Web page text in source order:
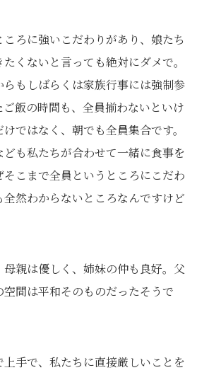
ろに強いこだわりがあり、娘たち
くないと言っても絶対にダメで。
もしばらくは家族行事には強制参
飯の時間も、全員揃わないといけ
ではなく、朝でも全員集合です。
も私たちが合わせて一緒に食事を
こまで全員というところにこだわ
然わからないところなんですけど
親は優しく、姉妹の仲も良好。父
間は平和そのものだったそうで
上手で、私たちに直接厳しいことを